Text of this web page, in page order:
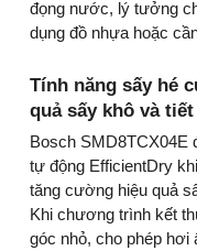
đọng nước, lý tưởng
dụng đồ nhựa hoặc
Tính năng sấy hé
quả sấy khô và
Bosch
tự động EfficientDry
tăng cường hiệu quả
Khi chương trình kết
góc nhỏ, cho phép hơi